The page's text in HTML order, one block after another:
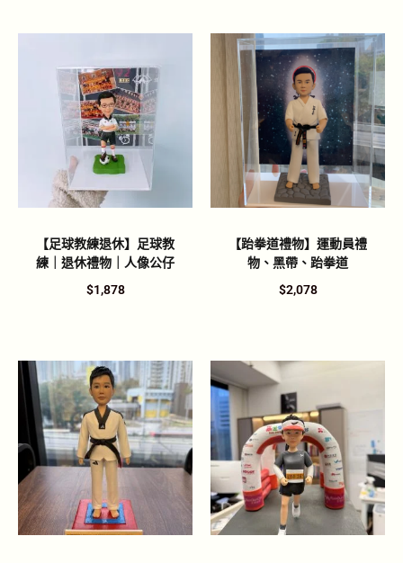
【足球教練退休】足球教
練｜退休禮物｜人像公仔
$1,878
【跆拳道禮物】運動員禮
物、黑帶、跆拳道
$2,078